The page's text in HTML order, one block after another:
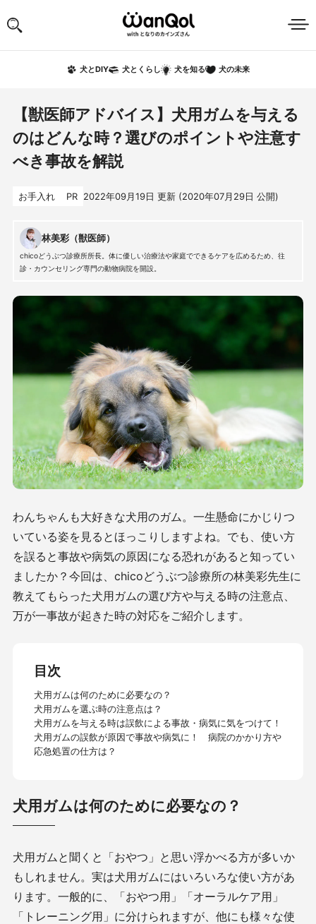
犬とDIY 犬とくらし 犬を知る 犬の未来
【獣医師アドバイス】犬用ガムを与える
のはどんな時？選びのポイントや注意す
べき事故を解説
お手入れ PR 2022年09月19日 更新 (2020年07月29日 公開)
林美彩（獣医師）
chicoどうぶつ診療所所長。体に優しい治療法や家庭でできるケアを広めるため、往
診・カウンセリング専門の動物病院を開設。
わんちゃんも大好きな犬用のガム。一生懸命にかじりつ
いている姿を見るとほっこりしますよね。でも、使い方
を誤ると事故や病気の原因になる恐れがあると知ってい
ましたか？今回は、chicoどうぶつ診療所の林美彩先生に
教えてもらった犬用ガムの選び方や与える時の注意点、
万が一事故が起きた時の対応をご紹介します。
目次
犬用ガムは何のために必要なの？
犬用ガムを選ぶ時の注意点は？
犬用ガムを与える時は誤飲による事故・病気に気をつけて！
犬用ガムの誤飲が原因で事故や病気に！ 病院のかかり方や
応急処置の仕方は？
犬用ガムは何のために必要なの？
犬用ガムと聞くと「おやつ」と思い浮かべる方が多いか
もしれません。実は犬用ガムにはいろいろな使い方があ
ります。一般的に、「おやつ用」「オーラルケア用」
「トレーニング用」に分けられますが、他にも様々な使